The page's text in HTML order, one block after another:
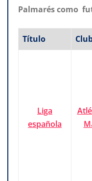
Palmarés como
Título
Liga
española